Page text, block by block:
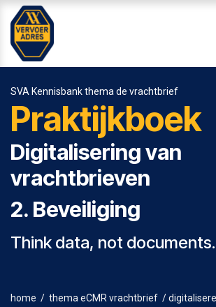
Overslaan naar inhoud
SVA Kennisbank thema de vrachtbrief
Praktijkboek
Digitalisering van
vrachtbrieven
2. Beveiliging
Think data, not documents.
home / thema eCMR vrachtbrief /